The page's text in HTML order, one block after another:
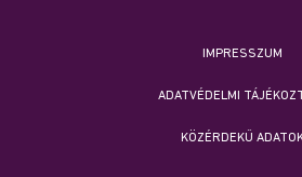
IMPRESSZUM
ADATVÉDELMI
KÖZÉRDEKŰ